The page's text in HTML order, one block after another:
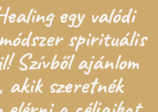
egy valódi
spirituális
Szívből ajánlom
akik szeretnék